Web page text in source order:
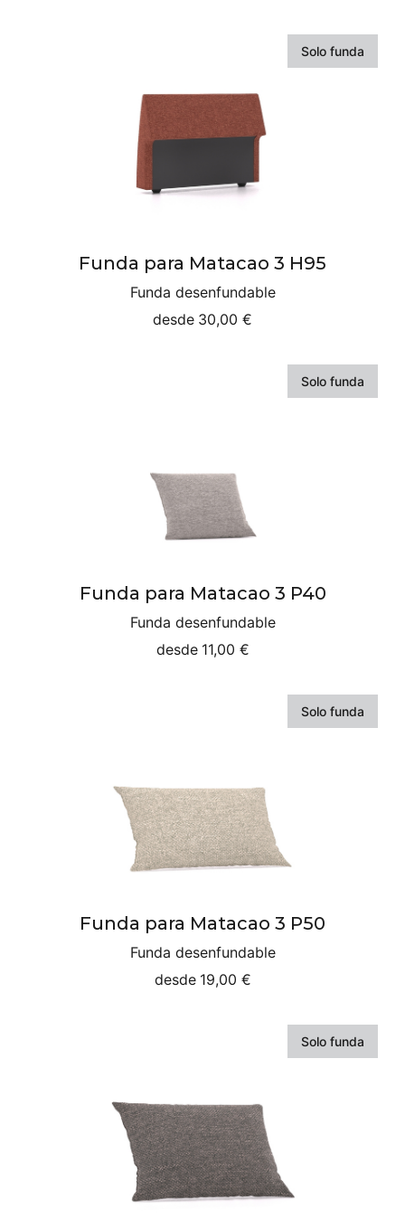
Solo funda
Funda para Matacao 3 H95
Funda desenfundable
desde 30,00 €
Solo funda
Funda para Matacao 3 P40
Funda desenfundable
desde 11,00 €
Solo funda
Funda para Matacao 3 P50
Funda desenfundable
desde 19,00 €
Solo funda